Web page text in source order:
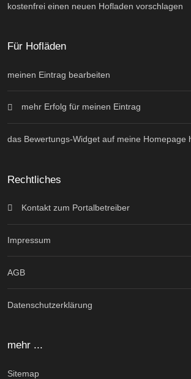
kostenfrei einen neuen Hofladen vorschlagen
Für Hofläden
meinen Eintrag bearbeiten
mehr Erfolg für meinen Eintrag
das Bewertungs-Widget auf meine Homepage
Rechtliches
Kontakt zum Portalbetreiber
Impressum
AGB
Datenschutzerklärung
mehr ...
Sitemap